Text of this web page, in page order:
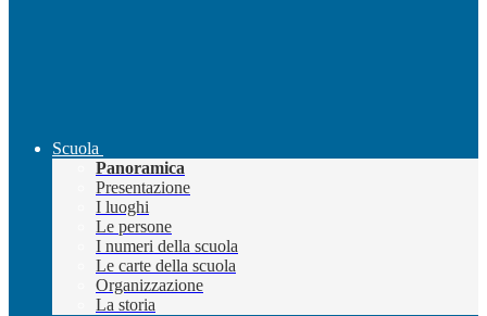
Scuola
Panoramica
Presentazione
I luoghi
Le persone
I numeri della scuola
Le carte della scuola
Organizzazione
La storia